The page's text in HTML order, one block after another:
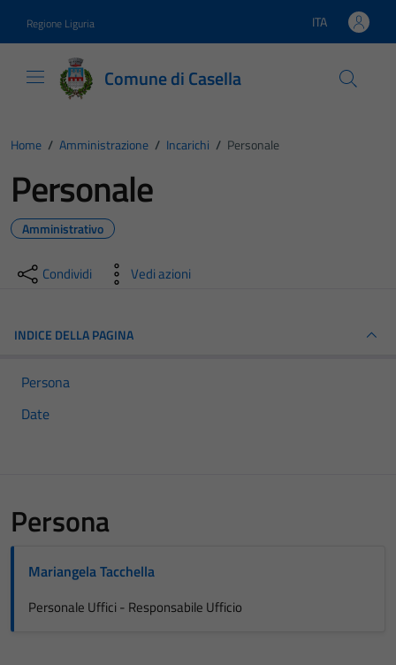
Regione Liguria Lingua attiva:
ITA
Comune di Casella
Home / Amministrazione / Incarichi / Personale
Personale
Amministrativo
Condividi Vedi azioni
INDICE DELLA PAGINA
Persona
Date
Persona
Mariangela Tacchella
Personale Uffici - Responsabile Ufficio